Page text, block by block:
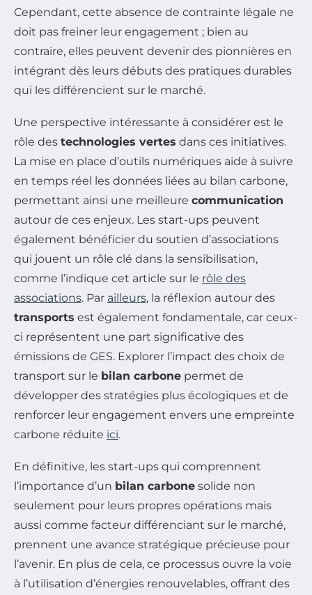
Cependant, cette absence de contrainte légale ne
doit pas freiner leur engagement ; bien au
contraire, elles peuvent devenir des pionnières en
intégrant dès leurs débuts des pratiques durables
qui les différencient sur le marché.
Une perspective intéressante à considérer est le
rôle des technologies vertes dans ces initiatives.
La mise en place d’outils numériques aide à suivre
en temps réel les données liées au bilan carbone,
permettant ainsi une meilleure communication
autour de ces enjeux. Les start-ups peuvent
également bénéficier du soutien d’associations
qui jouent un rôle clé dans la sensibilisation,
comme l’indique cet article sur le rôle des
associations. Par ailleurs, la réflexion autour des
transports est également fondamentale, car ceux-
ci représentent une part significative des
émissions de GES. Explorer l’impact des choix de
transport sur le bilan carbone permet de
développer des stratégies plus écologiques et de
renforcer leur engagement envers une empreinte
carbone réduite ici.
En définitive, les start-ups qui comprennent
l’importance d’un bilan carbone solide non
seulement pour leurs propres opérations mais
aussi comme facteur différenciant sur le marché,
prennent une avance stratégique précieuse pour
l’avenir. En plus de cela, ce processus ouvre la voie
à l’utilisation d’énergies renouvelables, offrant des